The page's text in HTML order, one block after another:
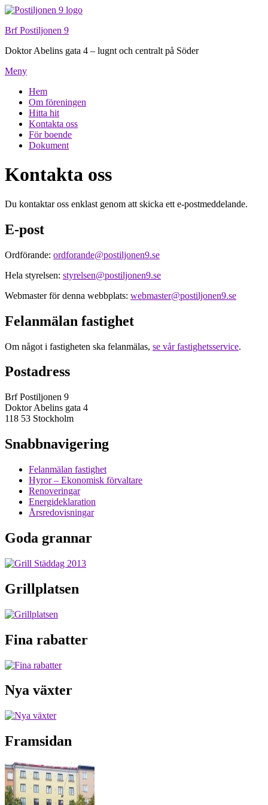
Hoppa
innehåll
Brf Postiljonen 9
Doktor Abelins gata 4 – lugnt och centralt på Söder
Meny
Hem
Om föreningen
Hitta hit
Kontakta oss
För boende
Dokument
Kontakta oss
Du kontaktar oss enklast genom att skicka ett e-postmeddelande.
E-post
Ordförande: ordforande@postiljonen9.se
Hela styrelsen: styrelsen@postiljonen9.se
Webmaster för denna webbplats: webmaster@postiljonen9.se
Felanmälan fastighet
Om något i fastigheten ska felanmälas, se vår fastighetsservice.
Postadress
Brf Postiljonen 9
Doktor Abelins gata 4
118 53 Stockholm
Snabbnavigering
Felanmälan fastighet
Hyror – Ekonomisk förvaltare
Renoveringar
Energideklaration
Årsredovisningar
Goda grannar
Grillplatsen
Fina rabatter
Nya växter
Framsidan